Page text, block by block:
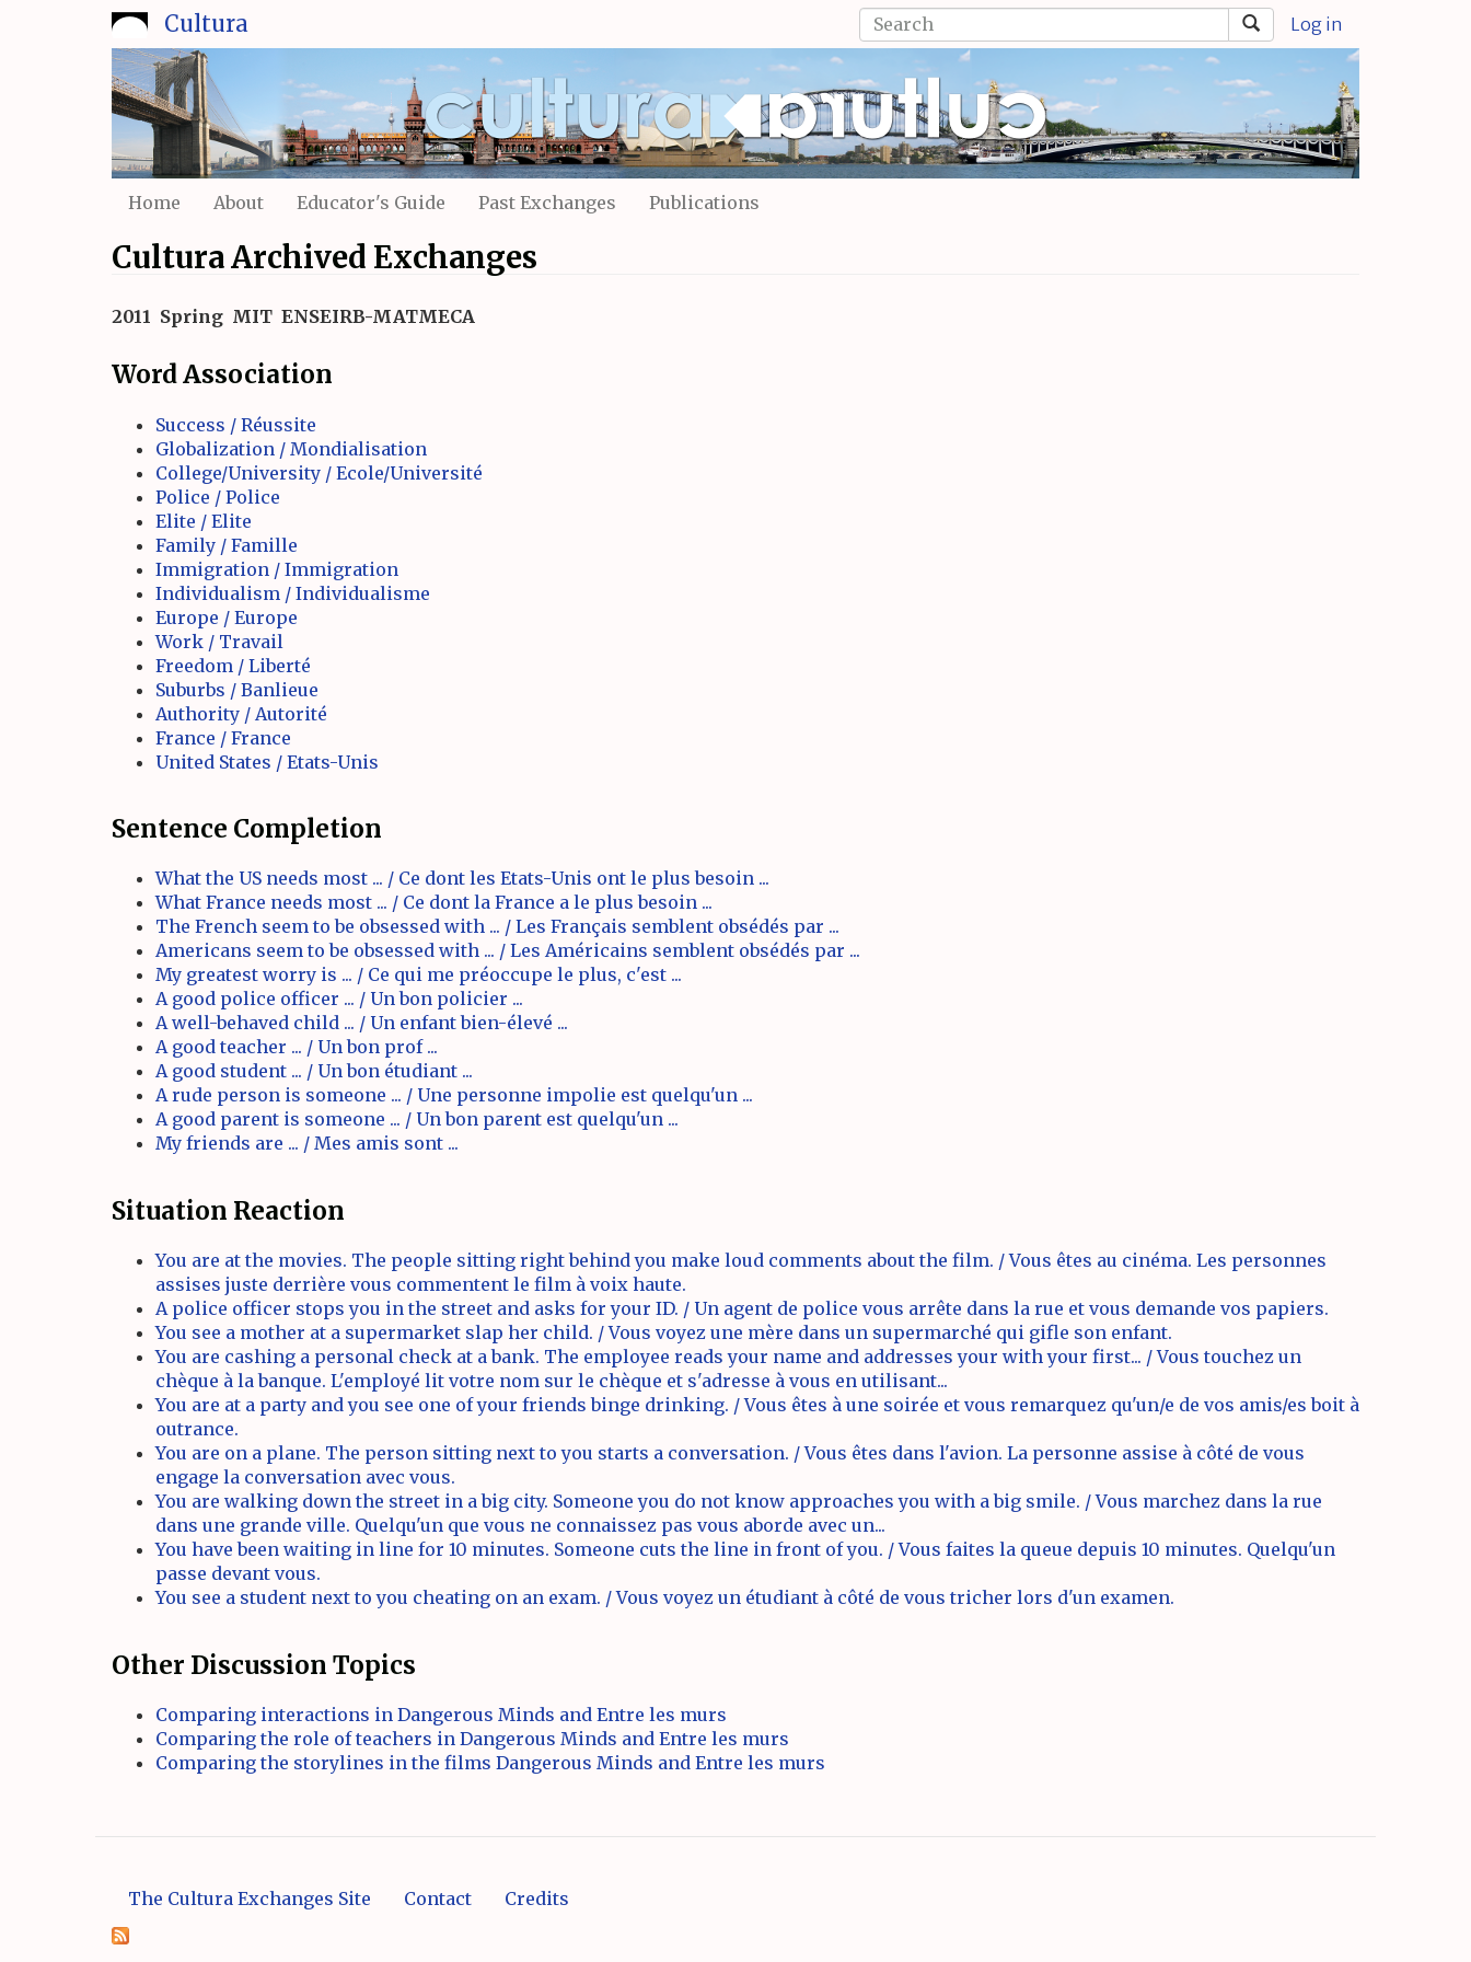
Cultura Log in
Search
form
Search
Home About Educator's Guide Past Exchanges Publications
Cultura Archived Exchanges
2011 Spring MIT ENSEIRB-MATMECA
Word Association
Success / Réussite
Globalization / Mondialisation
College/University / Ecole/Université
Police / Police
Elite / Elite
Family / Famille
Immigration / Immigration
Individualism / Individualisme
Europe / Europe
Work / Travail
Freedom / Liberté
Suburbs / Banlieue
Authority / Autorité
France / France
United States / Etats-Unis
Sentence Completion
What the US needs most ... / Ce dont les Etats-Unis ont le plus besoin ...
What France needs most ... / Ce dont la France a le plus besoin ...
The French seem to be obsessed with ... / Les Français semblent obsédés par ...
Americans seem to be obsessed with ... / Les Américains semblent obsédés par ...
My greatest worry is ... / Ce qui me préoccupe le plus, c'est ...
A good police officer ... / Un bon policier ...
A well-behaved child ... / Un enfant bien-élevé ...
A good teacher ... / Un bon prof ...
A good student ... / Un bon étudiant ...
A rude person is someone ... / Une personne impolie est quelqu'un ...
A good parent is someone ... / Un bon parent est quelqu'un ...
My friends are ... / Mes amis sont ...
Situation Reaction
You are at the movies. The people sitting right behind you make loud comments about the film. / Vous êtes au cinéma. Les personnes
assises juste derrière vous commentent le film à voix haute.
A police officer stops you in the street and asks for your ID. / Un agent de police vous arrête dans la rue et vous demande vos papiers.
You see a mother at a supermarket slap her child. / Vous voyez une mère dans un supermarché qui gifle son enfant.
You are cashing a personal check at a bank. The employee reads your name and addresses your with your first... / Vous touchez un
chèque à la banque. L'employé lit votre nom sur le chèque et s'adresse à vous en utilisant...
You are at a party and you see one of your friends binge drinking. / Vous êtes à une soirée et vous remarquez qu'un/e de vos amis/es boit à
outrance.
You are on a plane. The person sitting next to you starts a conversation. / Vous êtes dans l'avion. La personne assise à côté de vous
engage la conversation avec vous.
You are walking down the street in a big city. Someone you do not know approaches you with a big smile. / Vous marchez dans la rue
dans une grande ville. Quelqu'un que vous ne connaissez pas vous aborde avec un...
You have been waiting in line for 10 minutes. Someone cuts the line in front of you. / Vous faites la queue depuis 10 minutes. Quelqu'un
passe devant vous.
You see a student next to you cheating on an exam. / Vous voyez un étudiant à côté de vous tricher lors d'un examen.
Other Discussion Topics
Comparing interactions in Dangerous Minds and Entre les murs
Comparing the role of teachers in Dangerous Minds and Entre les murs
Comparing the storylines in the films Dangerous Minds and Entre les murs
The Cultura Exchanges Site Contact Credits